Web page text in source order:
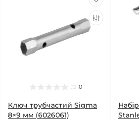
0
Ключ трубчастий Sigma
8×9 мм (6026061)